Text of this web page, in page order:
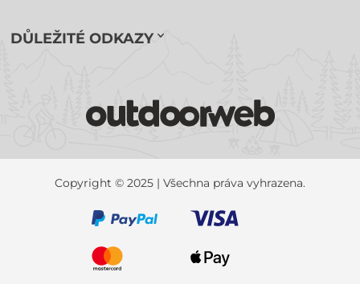
DŮLEŽITÉ ODKAZY
Copyright © 2025 | Všechna práva vyhrazena.